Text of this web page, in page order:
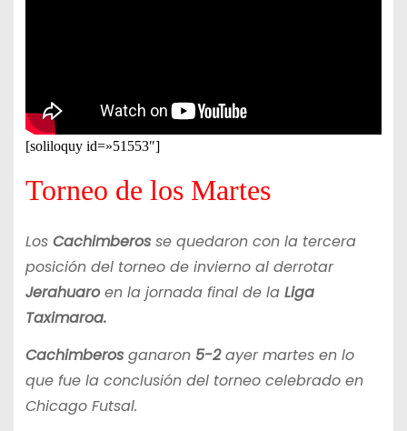
[soliloquy id=»51553″]
Torneo de los Martes
Los Cachimberosse quedaron con la tercera
posición del torneo de invierno al derrotar
Jerahuaroen la jornada final de la Liga
Taximaroa.
Cachimberosganaron 5-2ayer martes en lo
que fue la conclusión del torneo celebrado en
Chicago Futsal.